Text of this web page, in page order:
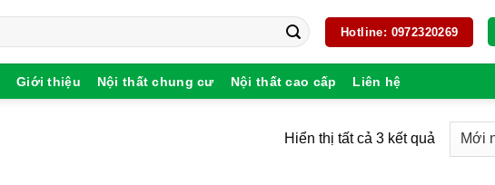
Hotline: 0972320269
Giới thiệu Nội thất chung cư Nội thất cao cấp Liên hệ
Hiển thị tất cả 3 kết quả